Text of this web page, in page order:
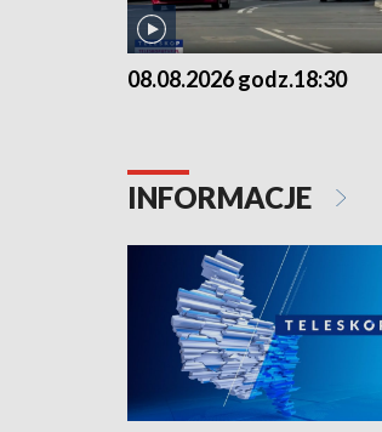
08.08.2026 godz.18:30
INFORMACJE